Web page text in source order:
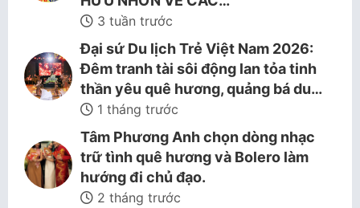
3 tuần trước
Đại sứ Du lịch Trẻ Việt Nam 2026:
Đêm tranh tài sôi động lan tỏa tinh
thần yêu quê hương, quảng bá du…
1 tháng trước
Tâm Phương Anh chọn dòng nhạc
trữ tình quê hương và Bolero làm
hướng đi chủ đạo.
2 tháng trước